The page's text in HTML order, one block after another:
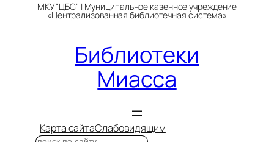
МКУ "ЦБС" | Муниципальное казенное учреждение
«Централизованная библиотечная система»
Библиотеки
Миасса
Карта сайтаСлабовидящим
Поиск